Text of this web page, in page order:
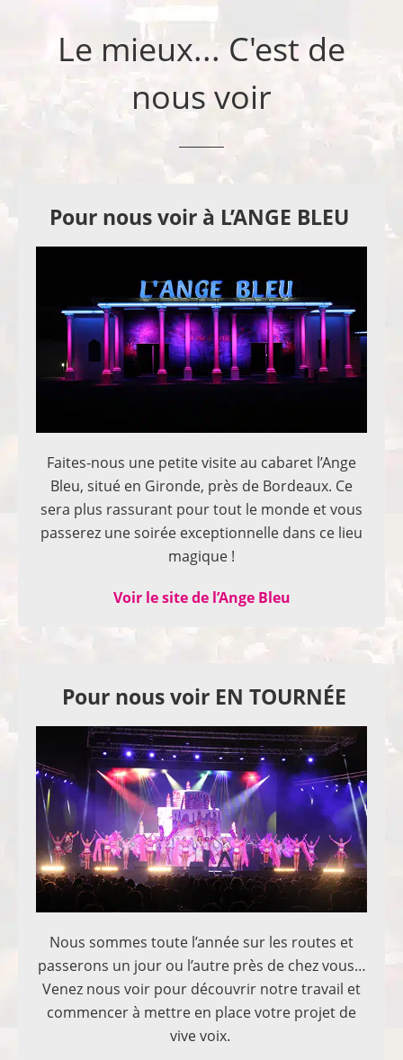
Le mieux... C'est de
nous voir
Pour nous voir à L’ANGE BLEU
Faites-nous une petite visite au cabaret l’Ange
Bleu, situé en Gironde, près de Bordeaux. Ce
sera plus rassurant pour tout le monde et vous
passerez une soirée exceptionnelle dans ce lieu
magique !
Voir le site de l’Ange Bleu
Pour nous voir EN TOURNÉE
Nous sommes toute l’année sur les routes et
passerons un jour ou l’autre près de chez vous…
Venez nous voir pour découvrir notre travail et
commencer à mettre en place votre projet de
vive voix.